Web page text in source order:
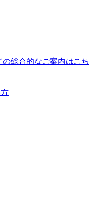
の総合的なご案内はこち